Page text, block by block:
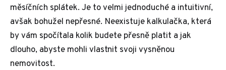
měsíčních splátek. Je to velmi jednoduché a intuitivní,
avšak bohužel nepřesné. Neexistuje kalkulačka, která
by vám spočítala kolik budete přesně platit a jak
dlouho, abyste mohli vlastnit svoji vysněnou
nemovitost.